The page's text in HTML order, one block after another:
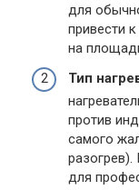
для
привести
на
Тип
против
самого
для